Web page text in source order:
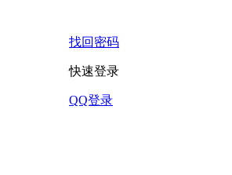
找回密码
快速登录
QQ登录